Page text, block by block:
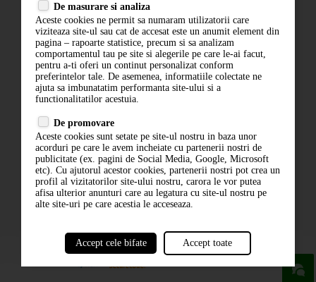
Politica de confidentialitate
ANPC
ABONARE LA NEWSLETTER
ABONARE
De masurare si analiza
Aceste cookies ne permit sa numaram utilizatorii care
viziteaza site-ul sau cat de accesat este un anumit element din
pagina – rapoarte statistice, precum si sa analizam
comportamentul tau pe site si alegerile pe care le-ai facut,
pentru a-ti oferi un continut personalizat conform
preferintelor tale. De asemenea, informatiile colectate ne
ajuta sa imbunatatim performanta site-ului si a
functionalitatilor acestuia.
De promovare
Aceste cookies sunt setate pe site-ul nostru in baza unor
acorduri pe care le avem incheiate cu partenerii nostri de
publicitate (ex. pagini de Social Media, Google, Microsoft
etc). Cu ajutorul acestor cookies, partenerii nostri pot crea un
profil al vizitatorilor site-ului nostru, carora le vor putea
afisa ulterior anunturi care au legatura cu site-ul nostru pe
alte site-uri pe care acestia le acceseaza.
Accept cele bifate Accept toate